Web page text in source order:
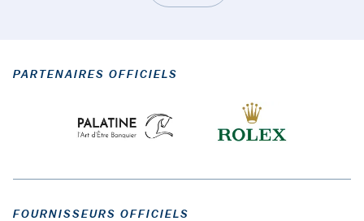
PARTENAIRES OFFICIELS
FOURNISSEURS OFFICIELS